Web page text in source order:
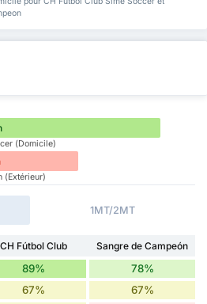
(Domicile)
(Extérieur)
1MT/2MT
CH Fútbol Club
Sangre de Campeón
89% 78%
67% 67%